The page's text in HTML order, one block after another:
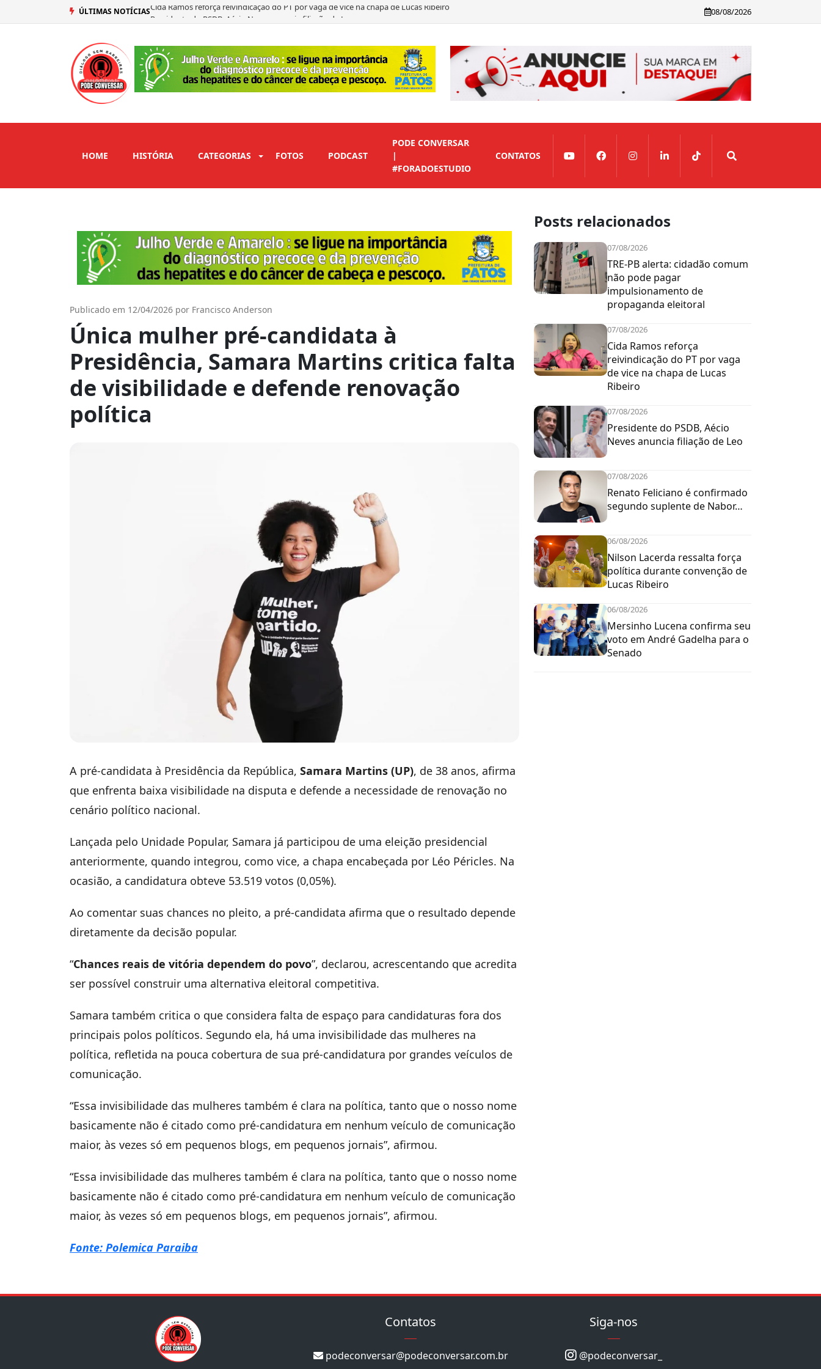
ÚLTIMAS NOTÍCIASPresidente do PSDB, Aécio Neves anuncia filiação de Leo
Renato Feliciano é confirmado segundo suplente de Nabor…
08/08/2026
HOME HISTÓRIA CATEGORIAS FOTOS PODCAST
PODE CONVERSAR
|
#FORADOESTUDIO
CONTATOS
Publicado em 12/04/2026 por Francisco Anderson
Única mulher pré-candidata à
Presidência, Samara Martins critica falta
de visibilidade e defende renovação
política
A pré-candidata à Presidência da República, Samara Martins (UP), de 38 anos, afirma
que enfrenta baixa visibilidade na disputa e defende a necessidade de renovação no
cenário político nacional.
Lançada pelo Unidade Popular, Samara já participou de uma eleição presidencial
anteriormente, quando integrou, como vice, a chapa encabeçada por Léo Péricles. Na
ocasião, a candidatura obteve 53.519 votos (0,05%).
Ao comentar suas chances no pleito, a pré-candidata afirma que o resultado depende
diretamente da decisão popular.
“Chances reais de vitória dependem do povo”, declarou, acrescentando que acredita
ser possível construir uma alternativa eleitoral competitiva.
Samara também critica o que considera falta de espaço para candidaturas fora dos
principais polos políticos. Segundo ela, há uma invisibilidade das mulheres na
política, refletida na pouca cobertura de sua pré-candidatura por grandes veículos de
comunicação.
“Essa invisibilidade das mulheres também é clara na política, tanto que o nosso nome
basicamente não é citado como pré-candidatura em nenhum veículo de comunicação
maior, às vezes só em pequenos blogs, em pequenos jornais”, afirmou.
“Essa invisibilidade das mulheres também é clara na política, tanto que o nosso nome
basicamente não é citado como pré-candidatura em nenhum veículo de comunicação
maior, às vezes só em pequenos blogs, em pequenos jornais”, afirmou.
Fonte: Polemica Paraiba
Posts relacionados
07/08/2026
TRE-PB alerta: cidadão comum
não pode pagar
impulsionamento de
propaganda eleitoral
07/08/2026
Cida Ramos reforça
reivindicação do PT por vaga
de vice na chapa de Lucas
Ribeiro
07/08/2026
Presidente do PSDB, Aécio
Neves anuncia filiação de Leo
07/08/2026
Renato Feliciano é confirmado
segundo suplente de Nabor…
06/08/2026
Nilson Lacerda ressalta força
política durante convenção de
Lucas Ribeiro
06/08/2026
Mersinho Lucena confirma seu
voto em André Gadelha para o
Senado
Contatos
podeconversar@podeconversar.com.br
Siga-nos
@podeconversar_